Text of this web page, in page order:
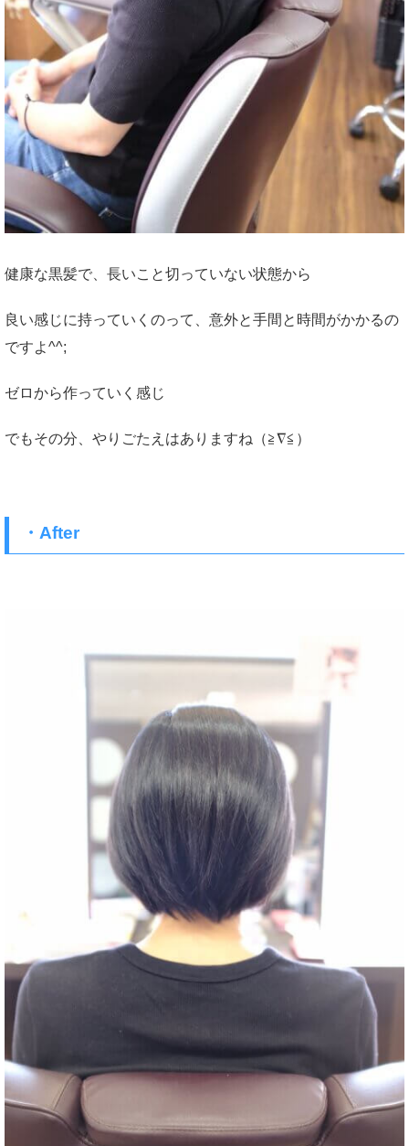
健康な黒髪で、長いこと切っていない状態から
良い感じに持っていくのって、意外と手間と時間がかかるの
ですよ^^;
ゼロから作っていく感じ
でもその分、やりごたえはありますね（≧∇≦）
・After